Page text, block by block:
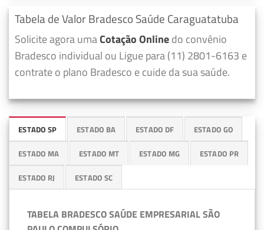
Tabela de Valor Bradesco Saúde Caraguatatuba
Solicite agora umaCotação Onlinedo convênio
Bradesco individual ou Ligue para (11) 2801-6163 e
contrate o plano Bradesco e cuide da sua saúde.
ESTADO SP ESTADO BA ESTADO DF ESTADO GO
ESTADO MA ESTADO MT ESTADO MG ESTADO PR
ESTADO RJ ESTADO SC
TABELA BRADESCO SAÚDE EMPRESARIAL SÃO